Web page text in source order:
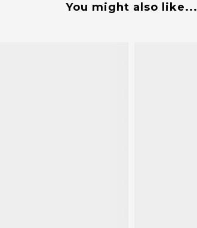
You might also like...